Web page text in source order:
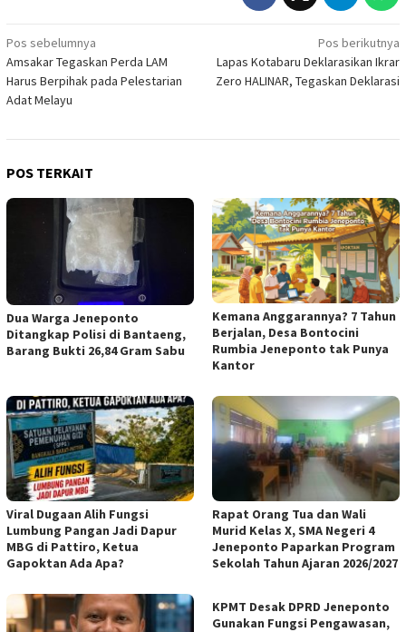
Navigasi
pos
Pos sebelumnya
Amsakar Tegaskan Perda LAM
Harus Berpihak pada Pelestarian
Adat Melayu
Pos berikutnya
Lapas Kotabaru Deklarasikan Ikrar
Zero HALINAR, Tegaskan Deklarasi
POS TERKAIT
Dua Warga Jeneponto
Ditangkap Polisi di Bantaeng,
Barang Bukti 26,84 Gram Sabu
Kemana Anggarannya? 7 Tahun
Berjalan, Desa Bontocini
Rumbia Jeneponto tak Punya
Kantor
Viral Dugaan Alih Fungsi
Lumbung Pangan Jadi Dapur
MBG di Pattiro, Ketua
Gapoktan Ada Apa?
Rapat Orang Tua dan Wali
Murid Kelas X, SMA Negeri 4
Jeneponto Paparkan Program
Sekolah Tahun Ajaran 2026/2027
KPMT Desak DPRD Jeneponto
Gunakan Fungsi Pengawasan,